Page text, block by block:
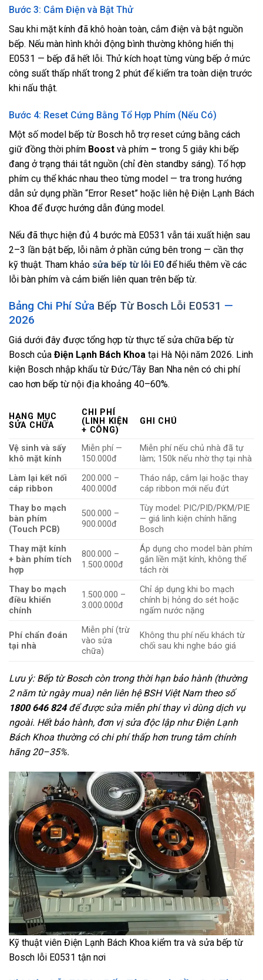
Bước 3: Cắm Điện và Bật Thử
Sau khi mặt kính đã khô hoàn toàn, cắm điện và bật nguồn
bếp. Nếu màn hình khởi động bình thường không hiển thị
E0531 — bếp đã hết lỗi. Thử kích hoạt từng vùng bếp ở mức
công suất thấp nhất trong 2 phút để kiểm tra toàn diện trước
khi nấu thật.
Bước 4: Reset Cứng Bằng Tổ Hợp Phím (Nếu Có)
Một số model bếp từ Bosch hỗ trợ reset cứng bằng cách
giữ đồng thời phím Boost và phím – trong 5 giây khi bếp
đang ở trạng thái tắt nguồn (chỉ đèn standby sáng). Tổ hợp
phím cụ thể khác nhau theo từng model — tra trong hướng
dẫn sử dụng phần “Error Reset” hoặc liên hệ Điện Lạnh Bách
Khoa để được hướng dẫn đúng model.
Nếu đã thực hiện đủ 4 bước mà E0531 vẫn tái xuất hiện sau
2–3 lần bật bếp, lỗi nằm ở phần cứng bên trong — cần thợ
kỹ thuật. Tham khảo sửa bếp từ lỗi E0 để hiểu thêm về các
lỗi bàn phím và cảm biến liên quan trên bếp từ.
Bảng Chi Phí Sửa Bếp Từ Bosch Lỗi E0531 —
2026
Giá dưới đây được tổng hợp từ thực tế sửa chữa bếp từ
Bosch của Điện Lạnh Bách Khoa tại Hà Nội năm 2026. Linh
kiện Bosch nhập khẩu từ Đức/Tây Ban Nha nên có chi phí
cao hơn bếp từ nội địa khoảng 40–60%.
HẠNG MỤC
SỬA CHỮA
CHI PHÍ
(LINH KIỆN
+ CÔNG)
GHI CHÚ
Vệ sinh và sấy
khô mặt kính
Miễn phí —
150.000đ
Miễn phí nếu chủ nhà đã tự
làm; 150k nếu nhờ thợ tại nhà
Làm lại kết nối
cáp ribbon
200.000 –
400.000đ
Tháo nắp, cắm lại hoặc thay
cáp ribbon mới nếu đứt
Thay bo mạch
bàn phím
(Touch PCB)
500.000 –
900.000đ
Tùy model: PIC/PID/PKM/PIE
— giá linh kiện chính hãng
Bosch
Thay mặt kính
+ bàn phím tích
hợp
800.000 –
1.500.000đ
Áp dụng cho model bàn phím
gắn liền mặt kính, không thể
tách rời
Thay bo mạch
điều khiển
chính
1.500.000 –
3.000.000đ
Chỉ áp dụng khi bo mạch
chính bị hỏng do sét hoặc
ngấm nước nặng
Phí chẩn đoán
tại nhà
Miễn phí (trừ
vào sửa
chữa)
Không thu phí nếu khách từ
chối sau khi nghe báo giá
Lưu ý: Bếp từ Bosch còn trong thời hạn bảo hành (thường
2 năm từ ngày mua) nên liên hệ BSH Việt Nam theo số
1800 646 824để được sửa miễn phí thay vì dùng dịch vụ
ngoài. Hết bảo hành, đơn vị sửa độc lập như Điện Lạnh
Bách Khoa thường có chi phí thấp hơn trung tâm chính
hãng 20–35%.
Kỹ thuật viên Điện Lạnh Bách Khoa kiểm tra và sửa bếp từ
Bosch lỗi E0531 tận nơi